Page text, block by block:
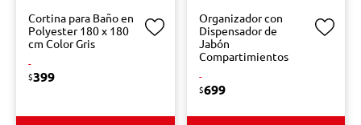
Cortina para Baño en
Polyester 180 x 180
cm Color Gris
-
$399
Organizador con
Dispensador de
Jabón
Compartimientos
-
$699